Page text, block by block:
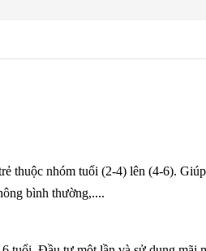
thuộc nhóm tuổi (2-4) lên (4-6).
bình thường,....